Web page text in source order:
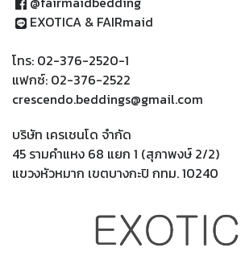
EXOTICA & FAIRmaid
โทร: 02-376-2520-1
แฟกซ์: 02-376-2522
crescendo.beddings@gmail.com
บริษัท เครเชนโด จำกัด
45 รามคำแหง 68 แยก 1 (สุภาพงษ์ 2/2)
แขวงหัวหมาก เขตบางกะปิ กทม. 10240